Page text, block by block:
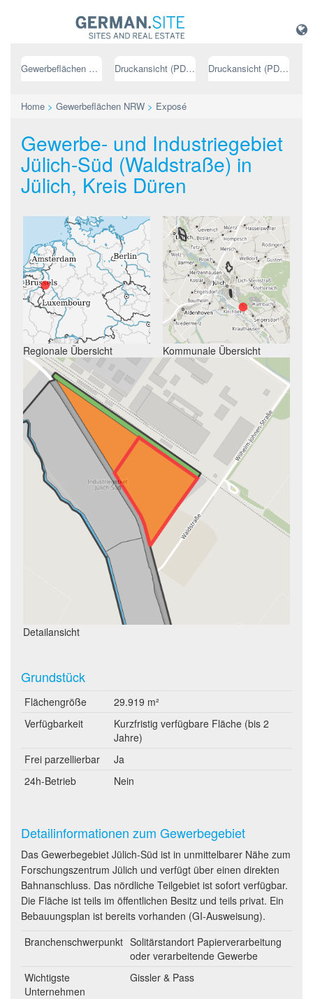
Gewerbeflächen NRW Druckansicht (PDF) // deutsch Druckansicht (PDF) // englisch
Home > Gewerbeflächen NRW > Exposé
Gewerbe- und Industriegebiet
Jülich-Süd (Waldstraße) in
Jülich, Kreis Düren
Regionale Übersicht Kommunale Übersicht
Detailansicht
Grundstück
Flächengröße
29.919 m²
Verfügbarkeit
Kurzfristig verfügbare Fläche (bis 2
Jahre)
Frei parzellierbar
Ja
24h-Betrieb
Nein
Detailinformationen zum Gewerbegebiet
Das Gewerbegebiet Jülich-Süd ist in unmittelbarer Nähe zum
Forschungszentrum Jülich und verfügt über einen direkten
Bahnanschluss. Das nördliche Teilgebiet ist sofort verfügbar.
Die Fläche ist teils im öffentlichen Besitz und teils privat. Ein
Bebauungsplan ist bereits vorhanden (GI-Ausweisung).
Branchenschwerpunkt Solitärstandort Papierverarbeitung
oder verarbeitende Gewerbe
Wichtigste
Unternehmen
Gissler & Pass